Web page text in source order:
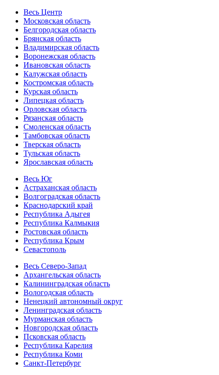
Весь Центр
Московская область
Белгородская область
Брянская область
Владимирская область
Воронежская область
Ивановская область
Калужская область
Костромская область
Курская область
Липецкая область
Орловская область
Рязанская область
Смоленская область
Тамбовская область
Тверская область
Тульская область
Ярославская область
Весь Юг
Астраханская область
Волгоградская область
Краснодарский край
Республика Адыгея
Республика Калмыкия
Ростовская область
Республика Крым
Севастополь
Весь Северо-Запад
Архангельская область
Калининградская область
Вологодская область
Ненецкий автономный округ
Ленинградская область
Мурманская область
Новгородская область
Псковская область
Республика Карелия
Республика Коми
Санкт-Петербург